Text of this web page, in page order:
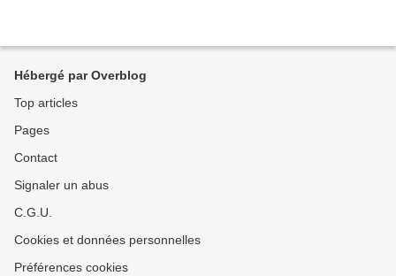
Hébergé par Overblog
Top articles
Pages
Contact
Signaler un abus
C.G.U.
Cookies et données personnelles
Préférences cookies